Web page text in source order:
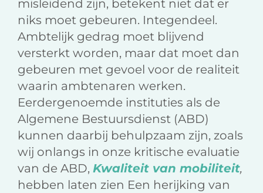
misleidend zijn, betekent niet dat er
niks moet gebeuren. Integendeel.
Ambtelijk gedrag moet blijvend
versterkt worden, maar dat moet dan
gebeuren met gevoel voor de realiteit
waarin ambtenaren werken.
Eerdergenoemde instituties als de
Algemene Bestuursdienst (ABD)
kunnen daarbij behulpzaam zijn, zoals
wij onlangs in onze kritische evaluatie
van de ABD, Kwaliteit van mobiliteit,
hebben laten zien Een herijking van